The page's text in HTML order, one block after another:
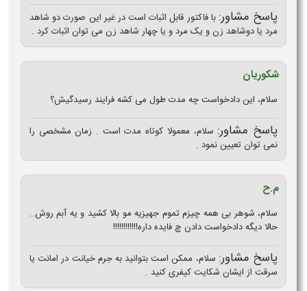
پاسخ مشاور: با فاکتور قابل اثبات است در غیر این صورت دو شاهد
مرد یا دوشاهد زن و یک مرد و یا چهار شاهد زن می توان اثبات کرد .
شکوریان
سلام، این دادخواست چه مدت طول می کشه فرایند رسیدگیش؟
پاسخ مشاور: سلام، معمولا کوتاه مدت است . زمان مشخصی را
نمی توان تعیین نمود .
م.ح
سلام، شوهر بی همه چیزم تموم جهیزیه مو بالا کشید و یه آبم روش..
حالا دیگه دادخواست دادن چ فایده داره!!!!!!!!!!!!
پاسخ مشاور: سلام، ممکن است بتوانید به جرم خیانت در امانت یا
سرقت از ایشان شکایت کیفری کنید .